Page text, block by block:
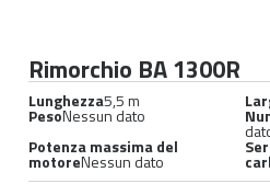
Rimorchio BA 1300R
Lunghezza5,5 m
PesoNessun dato
Potenza massima del
motoreNessun dato